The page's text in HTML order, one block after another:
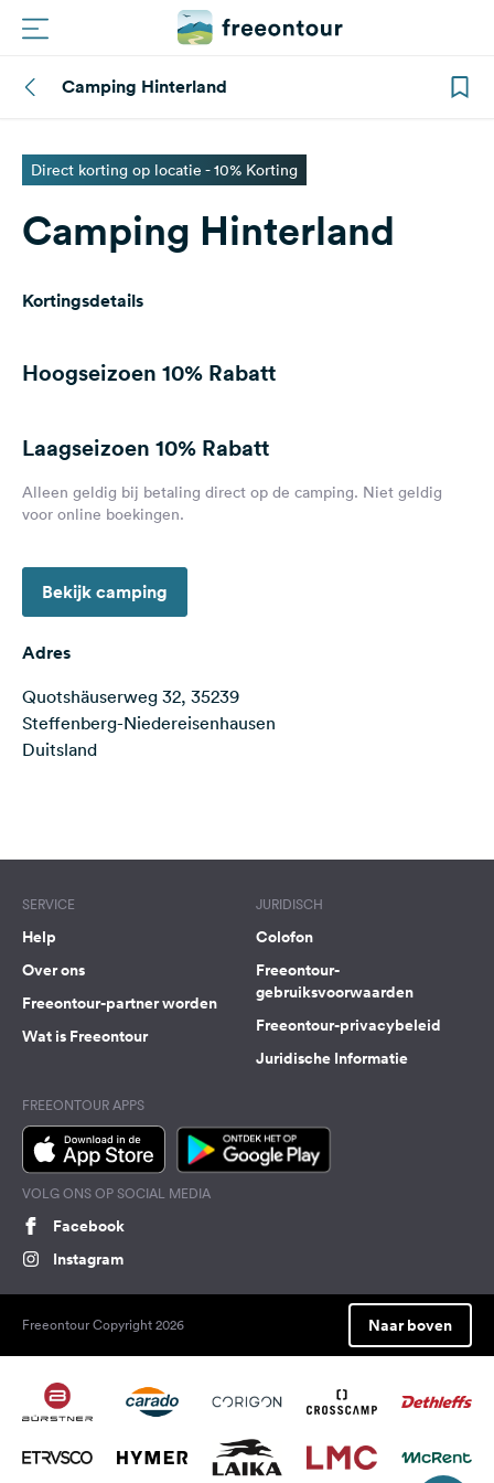
Routes
Campings
Magazine
Inloggen
Nieuwsbrief
Vragen &
Feedback
Nederlands
Volg
op
social
media
Camping Hinterland
Direct korting op locatie - 10% Korting
Camping Hinterland
Kortingsdetails
Hoogseizoen 10% Rabatt
Laagseizoen 10% Rabatt
Alleen geldig bij betaling direct op de camping. Niet geldig
voor online boekingen.
Bekijk camping
Adres
Quotshäuserweg 32, 35239
Steffenberg-Niedereisenhausen
Duitsland
SERVICE
Help
Over ons
Freeontour-partner worden
Wat is Freeontour
JURIDISCH
Colofon
Freeontour-
gebruiksvoorwaarden
Freeontour-privacybeleid
Juridische Informatie
FREEONTOUR APPS
VOLG ONS OP SOCIAL MEDIA
Facebook
Instagram
Freeontour Copyright 2026 Naar boven